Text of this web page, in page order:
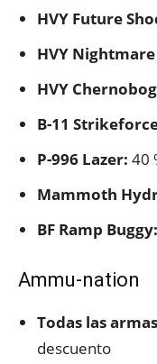
HVY Future
HVY
HVY
B-11
P-996 Lazer: 40
Mammoth
BF Ramp Buggy:
Ammu-nation
Todas las armas
descuento